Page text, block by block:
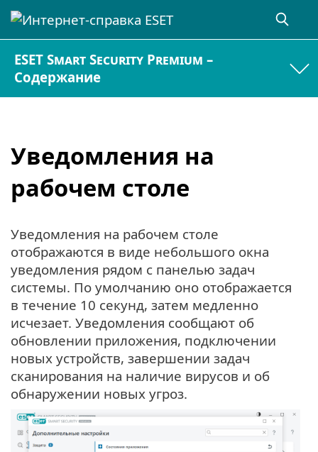
ESET Smart Security Premium –
Содержание
Уведомления на
рабочем столе
Уведомления на рабочем столе
отображаются в виде небольшого окна
уведомления рядом с панелью задач
системы. По умолчанию оно отображается
в течение 10 секунд, затем медленно
исчезает. Уведомления сообщают об
обновлении приложения, подключении
новых устройств, завершении задач
сканирования на наличие вирусов и об
обнаружении новых угроз.